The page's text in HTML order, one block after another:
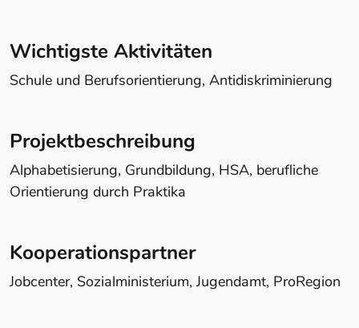
Wichtigste Aktivitäten
Schule und Berufsorientierung, Antidiskriminierung
Projektbeschreibung
Alphabetisierung, Grundbildung, HSA, berufliche
Orientierung durch Praktika
Kooperationspartner
Jobcenter, Sozialministerium, Jugendamt, ProRegion